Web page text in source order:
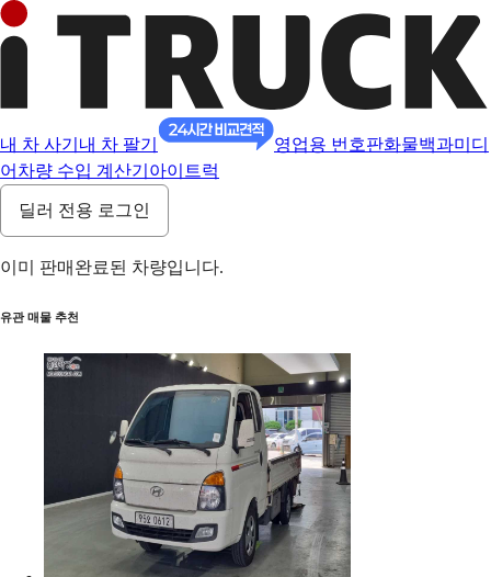
내 차 사기 내 차 팔기 영업용 번호판화물백과미디
어 차량 수입 계산기 아이트럭
딜러 전용 로그인
이미 판매완료된 차량입니다.
유관 매물 추천